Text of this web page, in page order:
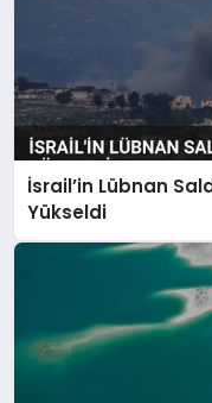
İsrail’in Lübnan
Yükseldi